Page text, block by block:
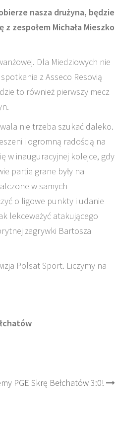
nasza drużyna, będzie
zespołem Michała Mieszko
Dla Miedziowych nie
z Asseco Resovią
to również pierwszy mecz
nie trzeba szukać daleko.
i ogromną radością na
w inauguracyjnej kolejce, gdy
partie grane były na
w samych
o ligowe punkty i udanie
lekceważyć atakującego
zagrywki Bartosza
Polsat Sport. Liczymy na
PGE Skrę Bełchatów 3:0!